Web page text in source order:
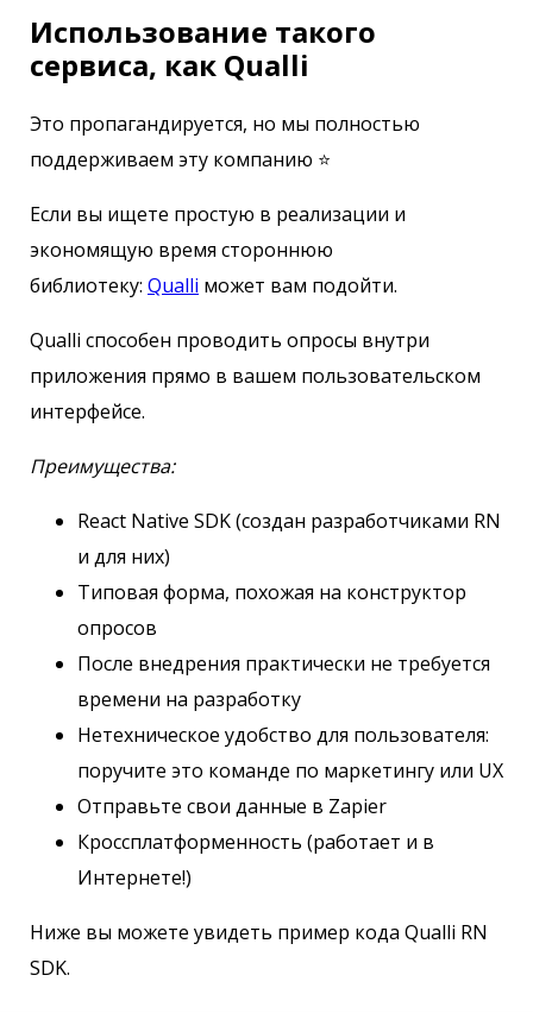
Использование такого
сервиса, как Qualli
Это пропагандируется, но мы полностью
поддерживаем эту компанию ⭐️
Если вы ищете простую в реализации и
экономящую время стороннюю
библиотеку: Qualli может вам подойти.
Qualli способен проводить опросы внутри
приложения прямо в вашем пользовательском
интерфейсе.
Преимущества:
React Native SDK (создан разработчиками RN
и для них)
Типовая форма, похожая на конструктор
опросов
После внедрения практически не требуется
времени на разработку
Нетехническое удобство для пользователя:
поручите это команде по маркетингу или UX
Отправьте свои данные в Zapier
Кроссплатформенность (работает и в
Интернете!)
Ниже вы можете увидеть пример кода Qualli RN
SDK.